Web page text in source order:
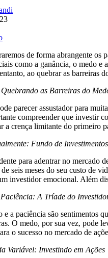
de forma abrangente os
como a ganância, o medo e
ao quebrar as barreiras
as Barreiras do
parecer assustador para
compreender que investir
a crença limitante do primeiro
Fundo de
para adentrar no mercado
seis meses do seu custo de
investidor emocional. Além
A Tríade do
e a paciência são sentimentos
O medo, por sua vez, pode
o sucesso no mercado de
Variável: Investindo em Ações